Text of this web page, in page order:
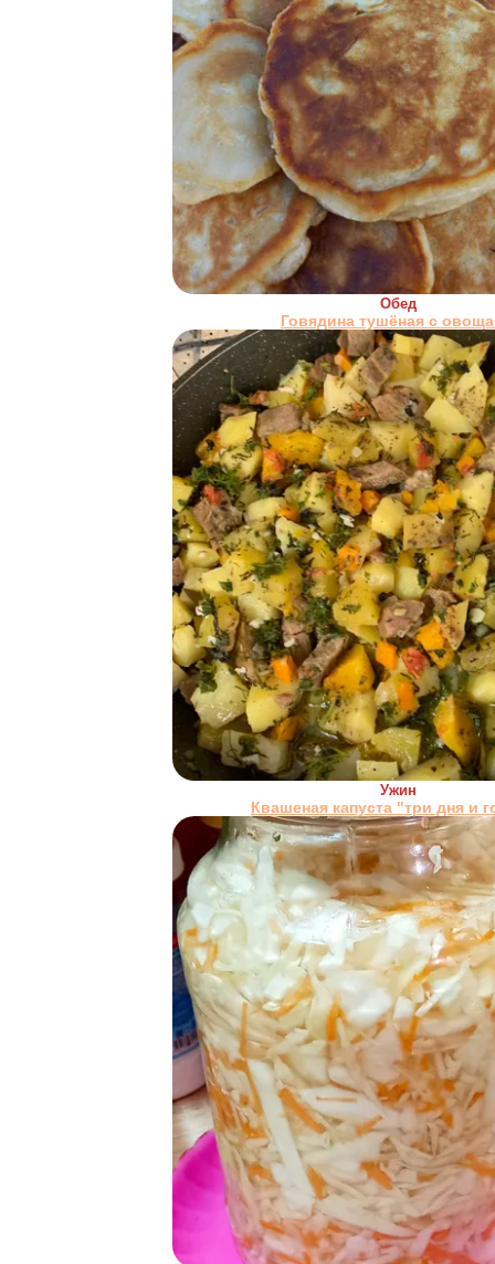
Обед
Говядина тушёная с
Ужин
Квашеная капуста "три дня и